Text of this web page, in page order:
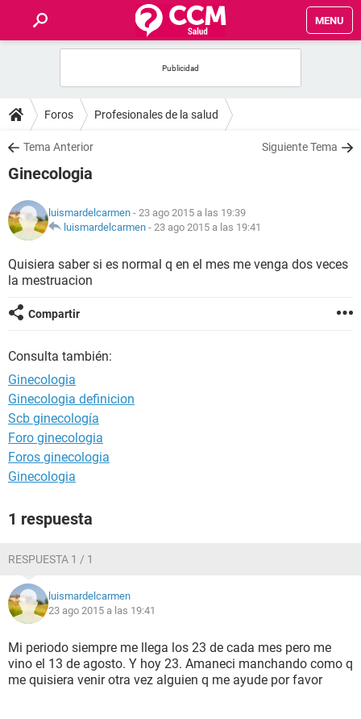
MENU
FOROS
SALUD
NUTRICIÓN
BIENESTAR
SEXUALIDAD
GLOSARIO
Foros Profesionales de la salud
Tema Anterior Siguiente Tema
Ginecologia
luismardelcarmen - 23 ago 2015 a las 19:39
luismardelcarmen - 23 ago 2015 a las 19:41
Quisiera saber si es normal q en el mes me venga dos veces
la mestruacion
Compartir
Consulta también:
Ginecologia
Ginecologia definicion
Scb ginecología
Foro ginecologia
Foros ginecologia
Ginecologia
1 respuesta
RESPUESTA 1 / 1
luismardelcarmen
23 ago 2015 a las 19:41
Mi periodo siempre me llega los 23 de cada mes pero me
vino el 13 de agosto. Y hoy 23. Amaneci manchando como q
me quisiera venir otra vez alguien q me ayude por favor